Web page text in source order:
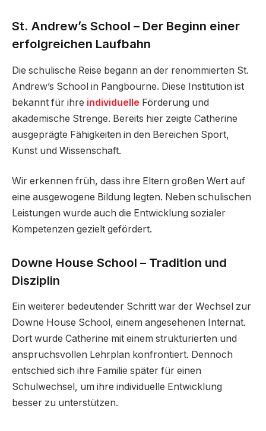
St. Andrew’s School – Der Beginn einer
erfolgreichen Laufbahn
Die schulische Reise begann an der renommierten St.
Andrew’s School in Pangbourne. Diese Institution ist
bekannt für ihre individuelle Förderung und
akademische Strenge. Bereits hier zeigte Catherine
ausgeprägte Fähigkeiten in den Bereichen Sport,
Kunst und Wissenschaft.
Wir erkennen früh, dass ihre Eltern großen Wert auf
eine ausgewogene Bildung legten. Neben schulischen
Leistungen wurde auch die Entwicklung sozialer
Kompetenzen gezielt gefördert.
Downe House School – Tradition und
Disziplin
Ein weiterer bedeutender Schritt war der Wechsel zur
Downe House School, einem angesehenen Internat.
Dort wurde Catherine mit einem strukturierten und
anspruchsvollen Lehrplan konfrontiert. Dennoch
entschied sich ihre Familie später für einen
Schulwechsel, um ihre individuelle Entwicklung
besser zu unterstützen.